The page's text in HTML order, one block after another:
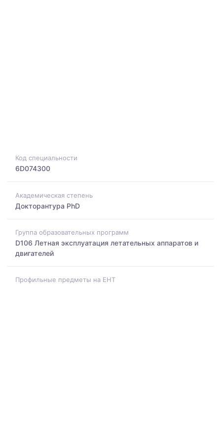
Код специальности
6D074300
Академическая степень
Докторантура PhD
Группа образовательных программ
D106 Летная эксплуатация летательных аппаратов и
двигателей
Профильные предметы на ЕНТ